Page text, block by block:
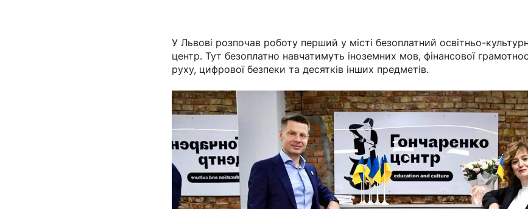
У Львові розпочав роботу перший у місті безоплатний освітньо-
центр. Тут безоплатно навчатимуть іноземних мов, фінансової
руху, цифрової безпеки та десятків інших предметів.